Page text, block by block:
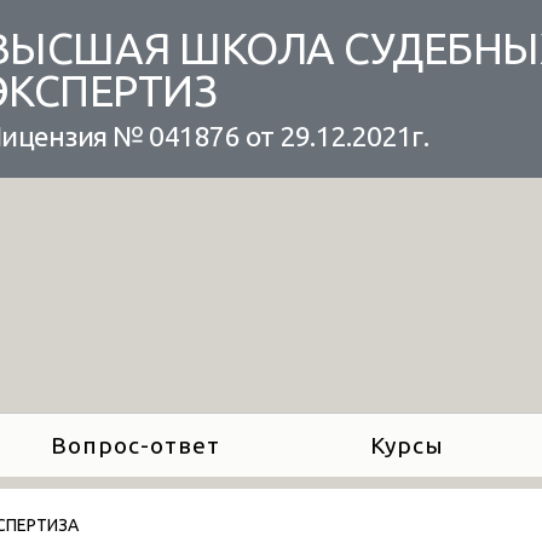
ШКОЛА
№ 041876 от 29.12.2021г.
Вопрос-ответ Курсы